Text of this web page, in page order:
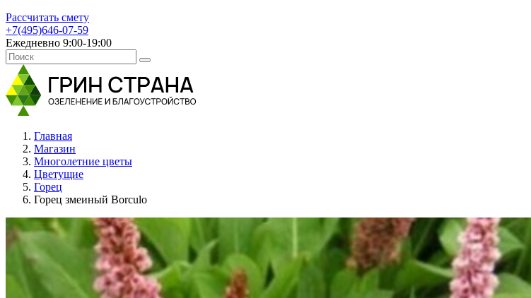
Рассчитать смету
+7(495)646-07-59
Ежедневно 9:00-19:00
Главная
Магазин
Многолетние цветы
Цветущие
Горец
Горец змеиный Borculo